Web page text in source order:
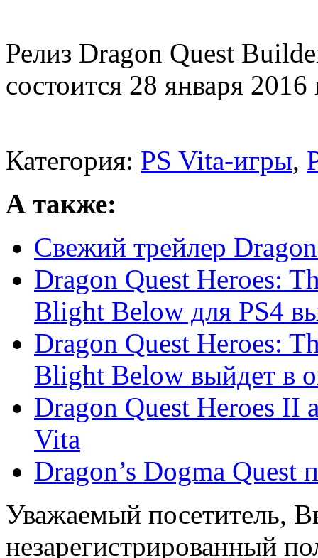
Релиз Dragon Quest
состоится 28 января
Категория: PS Vita-игры,
А также:
Свежий трейлер
Dragon Quest Heroes:
Blight Below для PS4
Dragon Quest Heroes:
Blight Below выйдет в
Dragon Quest Heroes II
Vita
Dragon’s Dogma Quest
Уважаемый посетитель,
незарегистрированный